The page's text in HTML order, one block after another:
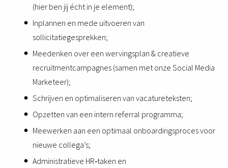
(hier ben jij écht in je element);
Inplannen en mede uitvoeren van
sollicitatiegesprekken;
Meedenken over een wervingsplan & creatieve
recruitmentcampagnes (samen met onze Social Media
Marketeer);
Schrijven en optimaliseren van vacatureteksten;
Opzetten van een intern referral programma;
Meewerken aan een optimaal onboardingsproces voor
nieuwe collega’s;
Administratieve HR‑taken en